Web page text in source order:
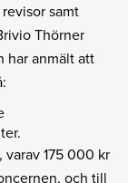
samt
Thörner
har anmält att
175 000 kr
och till